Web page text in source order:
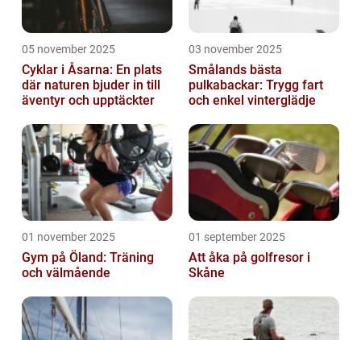
05 november 2025
Cyklar i Åsarna: En plats
där naturen bjuder in till
äventyr och upptäckter
03 november 2025
Smålands bästa
pulkabackar: Trygg fart
och enkel vinterglädje
01 november 2025
Gym på Öland: Träning
och välmående
01 september 2025
Att åka på golfresor i
Skåne